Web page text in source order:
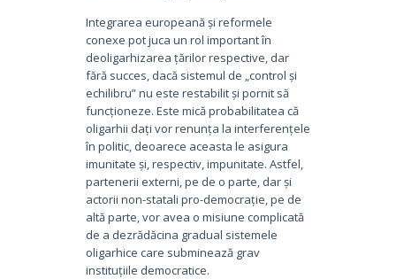
Integrarea europeană și reformele
conexe pot juca un rol important în
deoligarhizarea țărilor respective, dar
fără succes, dacă sistemul de „control și
echilibru” nu este restabilit și pornit să
funcționeze. Este mică probabilitatea că
oligarhii dați vor renunța la interferențele
în politic, deoarece aceasta le asigura
imunitate și, respectiv, impunitate. Astfel,
partenerii externi, pe de o parte, dar și
actorii non-statali pro-democrație, pe de
altă parte, vor avea o misiune complicată
de a dezrădăcina gradual sistemele
oligarhice care subminează grav
instituțiile democratice.